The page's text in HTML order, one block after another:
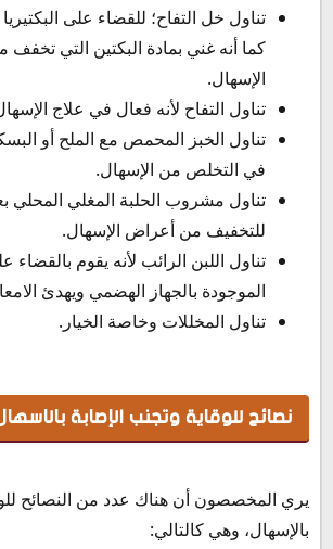
تناول خل التفاح؛ للقضاء على البكتيريا
كما أنه غني بمادة البكتين التي
الإسهال.
تناول التفاح لأنه فعال في علاج
تناول الخبز المحمص مع الملح أو
في التخلص من الإسهال.
تناول مشروب الحلبة المغلي المحلي
للتخفيف من أعراض الإسهال.
تناول اللبن الرائب لأنه يقوم بالقضاء
الموجودة بالجهاز الهضمي ويهدئ
تناول المخللات وخاصة الخيار.
نصائح للوقاية وتجنب الإصابة
يري المخصصون أن هناك عدد من النصائح
بالإسهال، وهي كالتالي: